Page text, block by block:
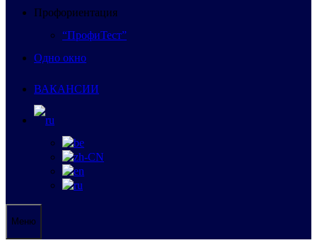
Профориентация
“ПрофиТест”
Одно окно
ВАКАНСИИ
Меню